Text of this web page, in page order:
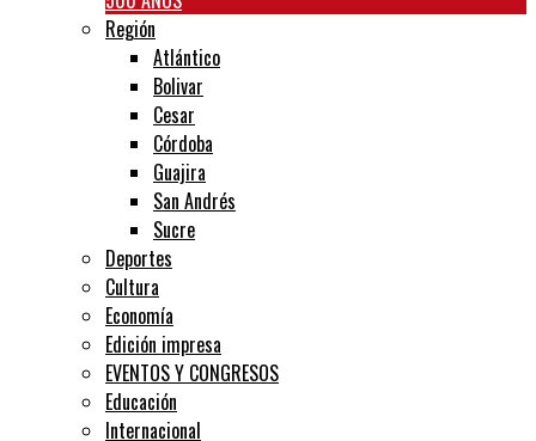
Región
Atlántico
Bolivar
Cesar
Córdoba
Guajira
San Andrés
Sucre
Deportes
Cultura
Economía
Edición impresa
EVENTOS Y CONGRESOS
Educación
Internacional